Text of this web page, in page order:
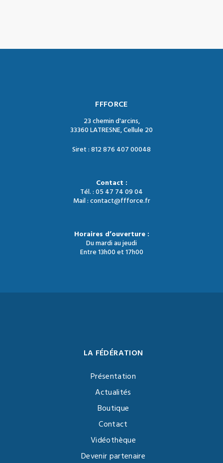
FFFORCE
23 chemin d'arcins,
33360 LATRESNE, Cellule 20
Siret : 812 876 407 00048
Contact :
Tél. : 05 47 74 09 04
Mail : contact@ffforce.fr
Horaires d’ouverture :
Du mardi au jeudi
Entre 13h00 et 17h00
LA FÉDÉRATION
Présentation
Actualités
Boutique
Contact
Vidéothèque
Devenir partenaire